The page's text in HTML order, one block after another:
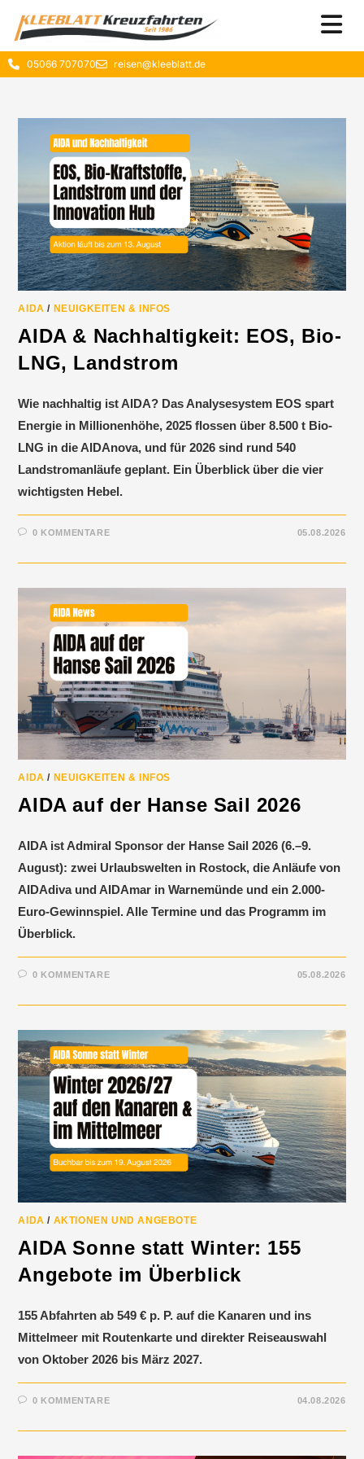
05066 707070 reisen@kleeblatt.de
AIDA / NEUIGKEITEN & INFOS
AIDA & Nachhaltigkeit: EOS, Bio-
LNG, Landstrom
Wie nachhaltig ist AIDA? Das Analysesystem EOS spart
Energie in Millionenhöhe, 2025 flossen über 8.500 t Bio-
LNG in die AIDAnova, und für 2026 sind rund 540
Landstromanläufe geplant. Ein Überblick über die vier
wichtigsten Hebel.
0 KOMMENTARE 05.08.2026
AIDA / NEUIGKEITEN & INFOS
AIDA auf der Hanse Sail 2026
AIDA ist Admiral Sponsor der Hanse Sail 2026 (6.–9.
August): zwei Urlaubswelten in Rostock, die Anläufe von
AIDAdiva und AIDAmar in Warnemünde und ein 2.000-
Euro-Gewinnspiel. Alle Termine und das Programm im
Überblick.
0 KOMMENTARE 05.08.2026
AIDA / AKTIONEN UND ANGEBOTE
AIDA Sonne statt Winter: 155
Angebote im Überblick
155 Abfahrten ab 549 € p. P. auf die Kanaren und ins
Mittelmeer mit Routenkarte und direkter Reiseauswahl
von Oktober 2026 bis März 2027.
0 KOMMENTARE 04.08.2026